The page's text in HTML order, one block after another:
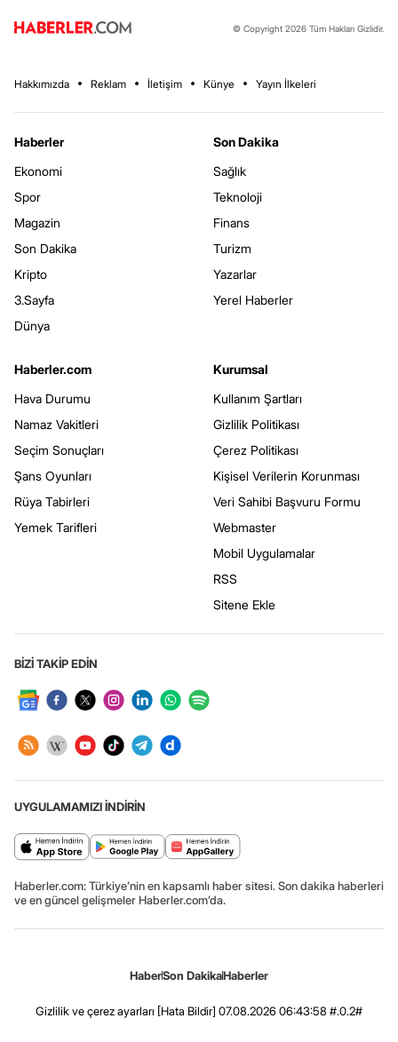
© Copyright 2026 Tüm Hakları Gizlidir.
Hakkımızda Reklam İletişim Künye Yayın İlkeleri
Haberler
Ekonomi
Spor
Magazin
Son Dakika
Kripto
3.Sayfa
Dünya
Son Dakika
Sağlık
Teknoloji
Finans
Turizm
Yazarlar
Yerel Haberler
Haberler.com
Hava Durumu
Namaz Vakitleri
Seçim Sonuçları
Şans Oyunları
Rüya Tabirleri
Yemek Tarifleri
Kurumsal
Kullanım Şartları
Gizlilik Politikası
Çerez Politikası
Kişisel Verilerin Korunması
Veri Sahibi Başvuru Formu
Webmaster
Mobil Uygulamalar
RSS
Sitene Ekle
BİZİ TAKİP EDİN
UYGULAMAMIZI İNDİRİN
Haberler.com: Türkiye’nin en kapsamlı haber sitesi. Son dakika haberleri
ve en güncel gelişmeler Haberler.com’da.
HaberSon DakikaHaberler
Gizlilik ve çerez ayarları [Hata Bildir] 07.08.2026 06:43:58 #.0.2#